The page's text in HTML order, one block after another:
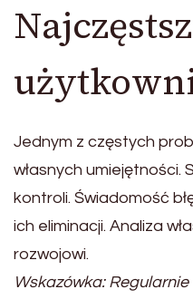
Jednym z częstych
własnych umiejętności.
kontroli. Świadomość
ich eliminacji. Analiza
rozwojowi.
Wskazówka: